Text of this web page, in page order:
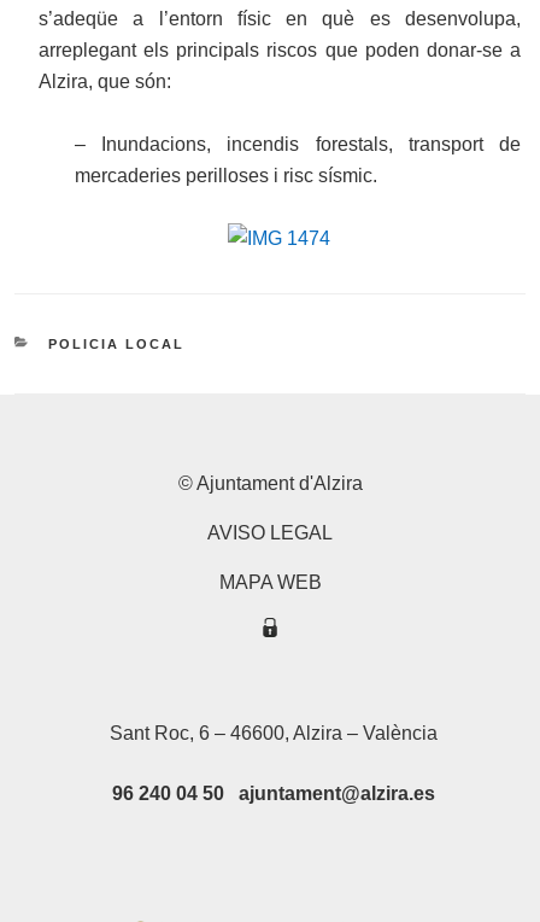
s’adeqüe a l’entorn físic en què es desenvolupa,
arreplegant els principals riscos que poden donar-se a
Alzira, que són:
– Inundacions, incendis forestals, transport de
mercaderies perilloses i risc sísmic.
CATEGORIES
POLICIA LOCAL
© Ajuntament d'Alzira
AVISO LEGAL
MAPA WEB
Sant Roc, 6 – 46600, Alzira – València
96 240 04 50 ajuntament@alzira.es